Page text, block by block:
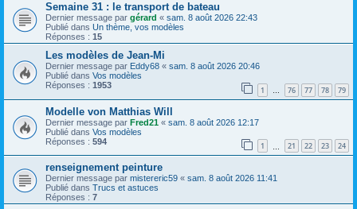
Semaine 31 : le transport de bateau
Dernier message par gérard « sam. 8 août 2026 22:43
Publié dans Un thème, vos modèles
Réponses : 15
Les modèles de Jean-Mi
Dernier message par Eddy68 « sam. 8 août 2026 20:46
Publié dans Vos modèles
Réponses : 1953 1 … 76 77 78 79
Modelle von Matthias Will
Dernier message par Fred21 « sam. 8 août 2026 12:17
Publié dans Vos modèles
Réponses : 594 1 21 22 23 24
renseignement peinture
Dernier message par mistereric59 « sam. 8 août 2026 11:41
Publié dans Trucs et astuces
Réponses : 7